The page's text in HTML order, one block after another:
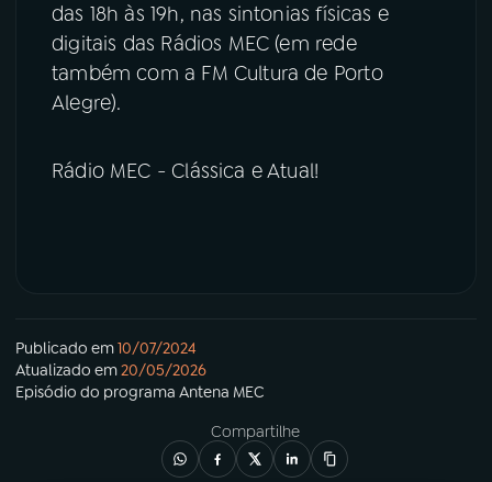
das 18h às 19h, nas sintonias físicas e
digitais das Rádios MEC (em rede
também com a FM Cultura de Porto
Alegre).
Rádio MEC - Clássica e Atual!
Publicado em10/07/2024
Atualizado em20/05/2026
Episódio do programa Antena MEC
Compartilhe